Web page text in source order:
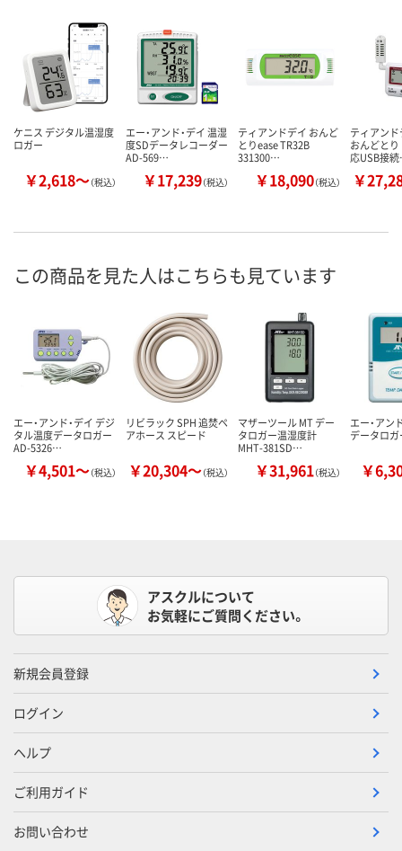
ケニス デジタル温湿度
ロガー
￥2,618～（税込）
エー・アンド・デイ 温湿
度SDデータレコーダー
AD-569…
￥17,239（税込）
ティアンドデイ おんど
とりease TR32B
331300…
￥18,090（税込）
ティアンド
おんどと
応USB接
￥
この商品を見た人はこちらも見ています
エー・アンド・デイ デジ
タル温度データロガー
AD-5326…
￥4,501～（税込）
リビラック SPH 追焚ペ
アホース スピード
￥20,304～（税込）
マザーツール MT デー
タロガー温湿度計
MHT-381SD…
￥31,961（税込）
エー・アン
データロ
￥
アスクルについて
お気軽にご質問ください。
新規会員登録
ログイン
ヘルプ
ご利用ガイド
お問い合わせ